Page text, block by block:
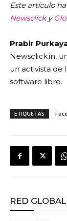
Este artículo
Newsclicky
Prabir
Newsclick.in,
un activista de
software libre.
ETIQUETAS
RED GLOBAL